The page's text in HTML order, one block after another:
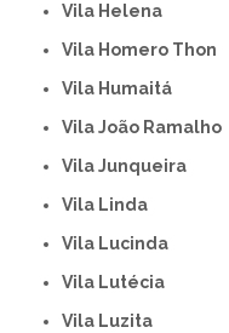
Vila Helena
Vila Homero Thon
Vila Humaitá
Vila João Ramalho
Vila Junqueira
Vila Linda
Vila Lucinda
Vila Lutécia
Vila Luzita